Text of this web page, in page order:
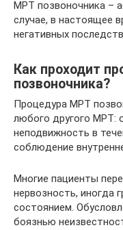
МРТ позвоночника –
случае, в настоящее
негативных
Как проходит
позвоночника?
Процедура МРТ
любого другого МРТ:
неподвижность в
соблюдение
Многие пациенты
нервозность, иногда
состоянием.
боязнью